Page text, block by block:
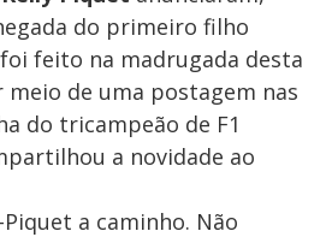
do primeiro filho
feito na madrugada desta
meio de uma postagem nas
do tricampeão de F1
a novidade ao
a caminho. Não